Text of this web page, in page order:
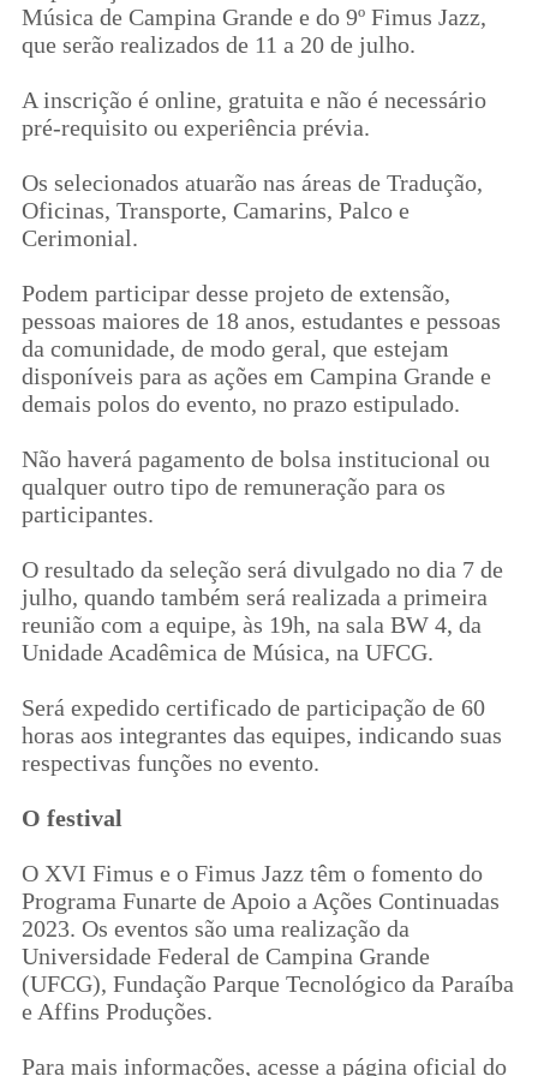
Música de Campina Grande e do 9º Fimus Jazz,
que serão realizados de 11 a 20 de julho.
A inscrição é online, gratuita e não é necessário
pré-requisito ou experiência prévia.
Os selecionados atuarão nas áreas de Tradução,
Oficinas, Transporte, Camarins, Palco e
Cerimonial.
Podem participar desse projeto de extensão,
pessoas maiores de 18 anos, estudantes e pessoas
da comunidade, de modo geral, que estejam
disponíveis para as ações em Campina Grande e
demais polos do evento, no prazo estipulado.
Não haverá pagamento de bolsa institucional ou
qualquer outro tipo de remuneração para os
participantes.
O resultado da seleção será divulgado no dia 7 de
julho, quando também será realizada a primeira
reunião com a equipe, às 19h, na sala BW 4, da
Unidade Acadêmica de Música, na UFCG.
Será expedido certificado de participação de 60
horas aos integrantes das equipes, indicando suas
respectivas funções no evento.
O festival
O XVI Fimus e o Fimus Jazz têm o fomento do
Programa Funarte de Apoio a Ações Continuadas
2023. Os eventos são uma realização da
Universidade Federal de Campina Grande
(UFCG), Fundação Parque Tecnológico da Paraíba
e Affins Produções.
Para mais informações, acesse a página oficial do